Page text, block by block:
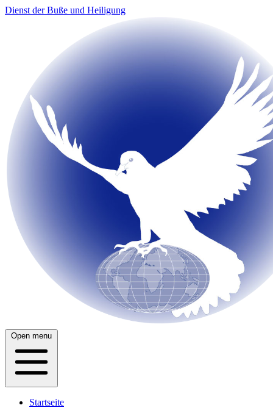
Dienst der Buße und Heiligung
Open menu
Startseite